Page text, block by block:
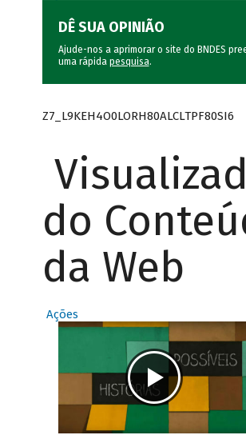
DÊ SUA OPINIÃO
Ajude-nos a aprimorar o site do BNDES
uma rápida pesquisa.
Z7_L9KEH4O0LORH80ALCLTPF80SI6
do
da Web
Ações